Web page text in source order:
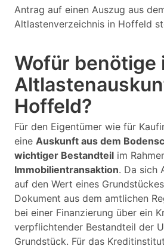
Antrag auf einen Auszug aus
Altlastenverzeichnis in Hoffeld
Wofür benötige
Hoffeld?
Für den Eigentümer wie für
eine Auskunft aus dem
wichtiger Bestandteil im
Immobilientransaktion. Da sich
auf den Wert eines
Dokument aus dem amtlichen
bei einer Finanzierung über ein
verpflichtender Bestandteil der
Grundstück. Für das